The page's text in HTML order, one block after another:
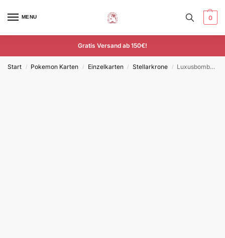
MENU 0
Gratis Versand ab 150€!
Start / Pokemon Karten / Einzelkarten / Stellarkrone / Luxusbombe – SCR 134/115 – Deutsch – ACE Rare